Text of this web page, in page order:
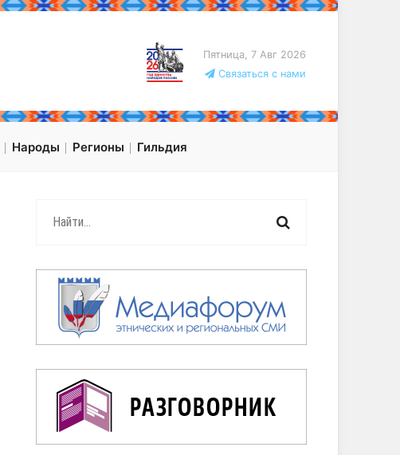
Пятница, 7 Авг 2026
Связаться с нами
Народы Регионы Гильдия